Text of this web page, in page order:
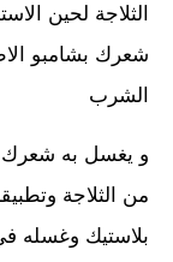
الثلاجة لحين
شعرك بشامبو
الشرب
و يغسل به شعرك
من الثلاجة
بلاستيك وغسله